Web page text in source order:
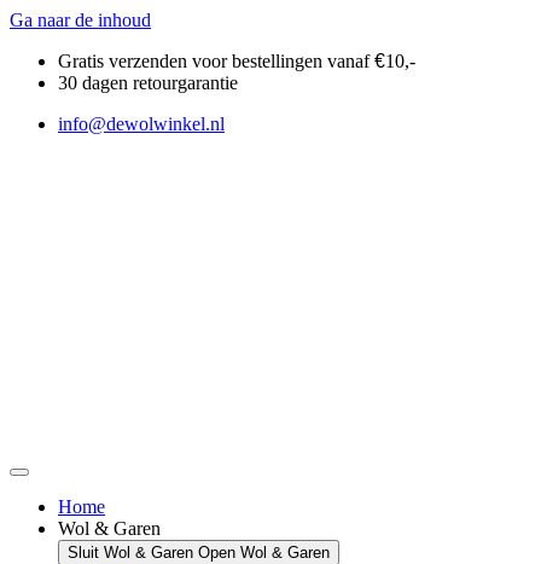
Ga naar de inhoud
Gratis verzenden voor bestellingen vanaf€10,-
30 dagen retourgarantie
info@dewolwinkel.nl
Home
Wol & Garen
Sluit Wol & Garen Open Wol & Garen